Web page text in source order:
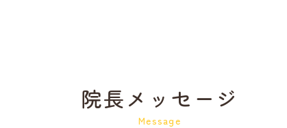
院長メッセージ
Message